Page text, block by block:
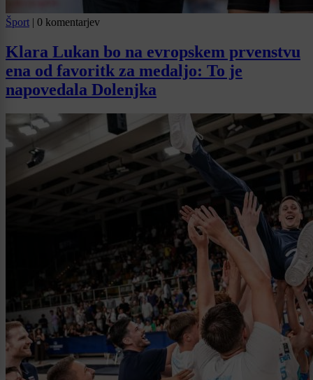
Šport | 0 komentarjev
Klara Lukan bo na evropskem prvenstvu
ena od favoritk za medaljo: To je
napovedala Dolenjka